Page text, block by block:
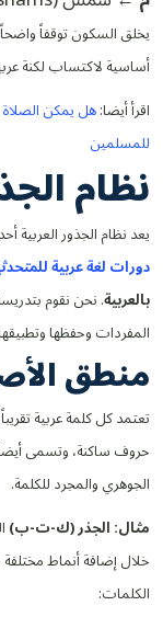
يخلق السكون توقفاً
أساسية لاكتساب لكنة
اقرأ أيضا:هل يمكن الصلاة
للمسلمين
نظام
يعد نظام الجذور
دورات لغة عربية
بالعربية. نحن نقوم
المفردات وحفظها
منطق
تعتمد كل كلمة عربية
حروف ساكنة، وتسمى أيضاً
الجوهري والمجرد للكلمة.
مثال: الجذر (ك-ت-ب)
خلال إضافة أنماط
الكلمات: